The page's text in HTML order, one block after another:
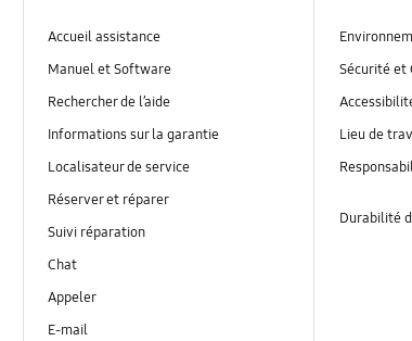
Accueil assistance
Manuel et Software
Rechercher de l’aide
Informations sur la garantie
Localisateur de service
Réserver et réparer
Suivi réparation
Chat
Appeler
E-mail
Sécurité et
Lieu de
Durabilité